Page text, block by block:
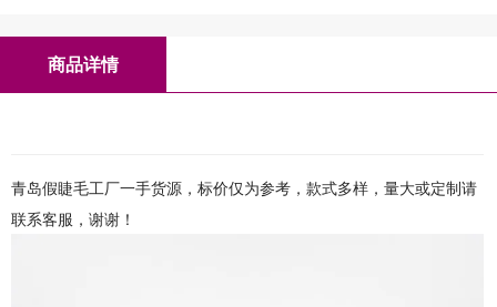
商品详情
青岛假睫毛工厂一手货源，标价仅为参考，款式多样，量大或定制请
联系客服，谢谢！